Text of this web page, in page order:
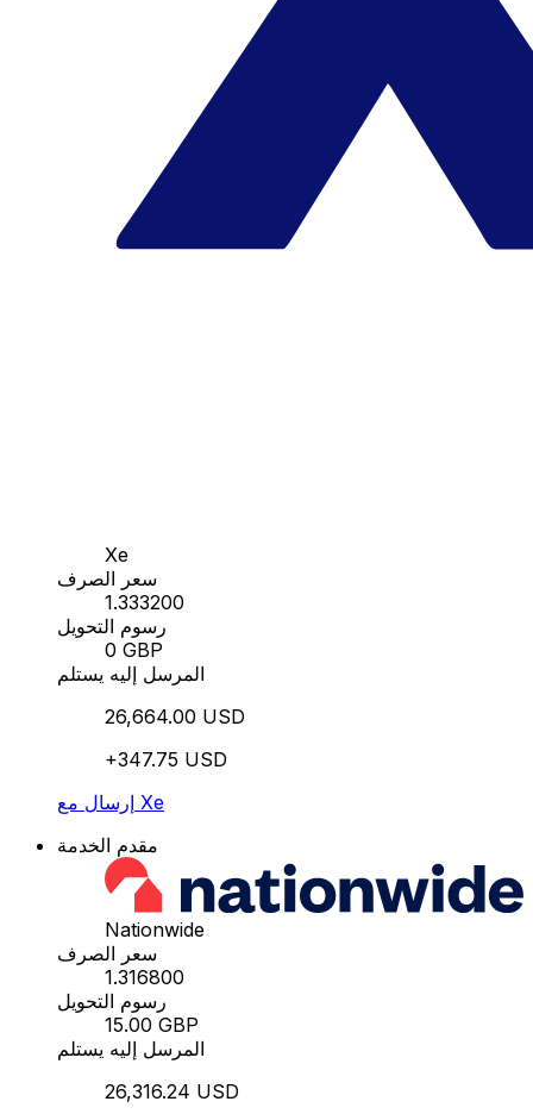
Xe
سعر الصرف
1.333200
رسوم التحويل
0 GBP
المرسل إليه يستلم
26,664.00 USD
+347.75 USD
إرسال مع Xe
مقدم الخدمة
Nationwide
سعر الصرف
1.316800
رسوم التحويل
15.00 GBP
المرسل إليه يستلم
26,316.24 USD